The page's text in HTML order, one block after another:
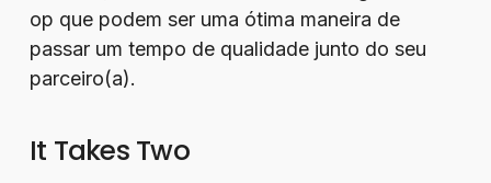
op que podem ser uma ótima maneira de
passar um tempo de qualidade junto do seu
parceiro(a).
It Takes Two